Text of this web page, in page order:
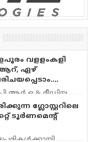
വളളംകളി
ഏഴ്
& മീഡിയ
ലണ്ടൻ കേരളപൂരം
ആവേശം
ഗ്ലോസ്റ്ററിലെ
ടൂര്‍ണമെന്റ്